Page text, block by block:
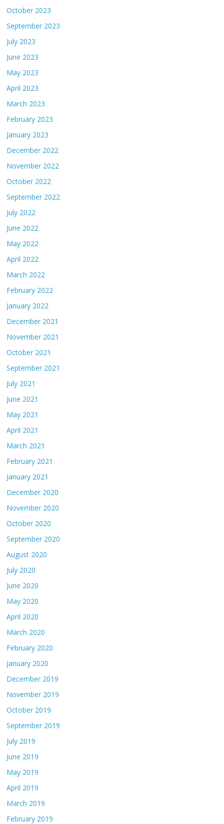
October 2023
September 2023
July 2023
June 2023
May 2023
April 2023
March 2023
February 2023
January 2023
December 2022
November 2022
October 2022
September 2022
July 2022
June 2022
May 2022
April 2022
March 2022
February 2022
January 2022
December 2021
November 2021
October 2021
September 2021
July 2021
June 2021
May 2021
April 2021
March 2021
February 2021
January 2021
December 2020
November 2020
October 2020
September 2020
August 2020
July 2020
June 2020
May 2020
April 2020
March 2020
February 2020
January 2020
December 2019
November 2019
October 2019
September 2019
July 2019
June 2019
May 2019
April 2019
March 2019
February 2019